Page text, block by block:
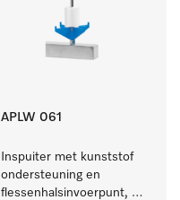
APLW 061
Inspuiter met kunststof
ondersteuning en
flessenhalsinvoerpunt,